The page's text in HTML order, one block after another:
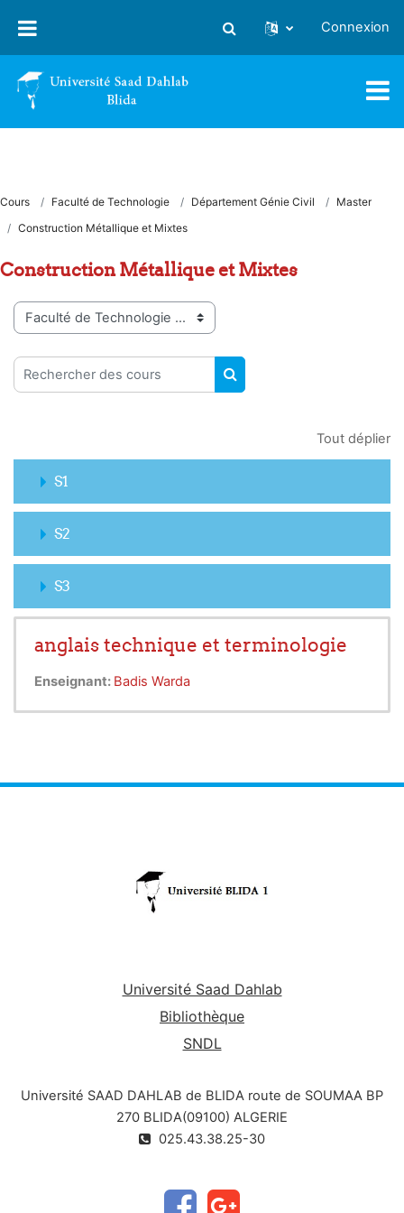
Activer/désactiver la saisie
Connexion
Cours Faculté de Technologie Département Génie Civil
Master
Construction Métallique et Mixtes
Construction Métallique et Mixtes
Catégories de cours
Rechercher des cours
RECHERCHER DES
Tout déplier
S1
S2
S3
anglais technique et terminologie
Enseignant: Badis Warda
Université Saad Dahlab
Bibliothèque
SNDL
Université SAAD DAHLAB de BLIDA route de SOUMAA BP
270 BLIDA(09100) ALGERIE
025.43.38.25-30